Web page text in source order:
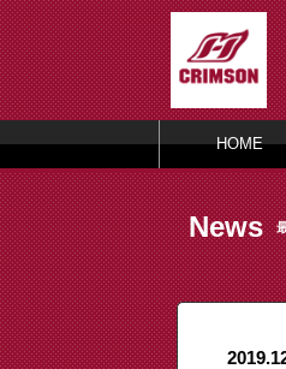
HOME
News